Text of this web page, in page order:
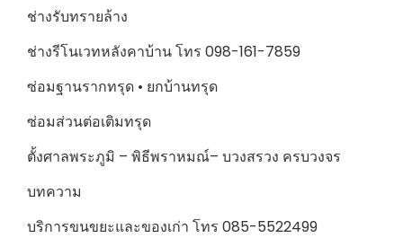
ช่างรับทรายล้าง
ช่างรีโนเวทหลังคาบ้าน โทร 098-161-7859
ซ่อมฐานรากทรุด • ยกบ้านทรุด
ซ่อมส่วนต่อเติมทรุด
ตั้งศาลพระภูมิ – พิธีพราหมณ์– บวงสรวง ครบวงจร
บทความ
บริการขนขยะและของเก่า โทร 085-5522499